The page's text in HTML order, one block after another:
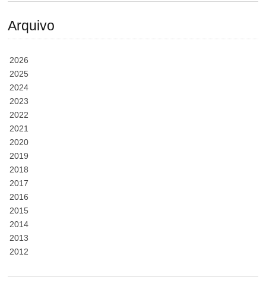
Arquivo
2026
2025
2024
2023
2022
2021
2020
2019
2018
2017
2016
2015
2014
2013
2012